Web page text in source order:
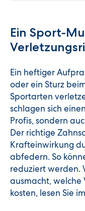
Ein Sport-
Ein heftiger
oder ein Sturz
Sportarten
schlagen sich
Profis, sondern
Der richtige
Krafteinwirkung
abfedern. So
reduziert werden.
ausmacht, welche
kosten, lesen Sie